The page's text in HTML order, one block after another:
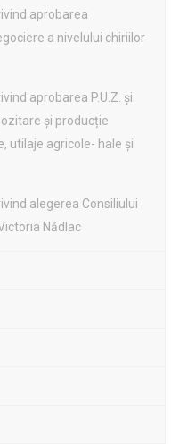
aprobarea
a nivelului chiriilor
aprobarea P.U.Z. și
și producție
utilaje agricole- hale și
alegerea Consiliului
Nădlac